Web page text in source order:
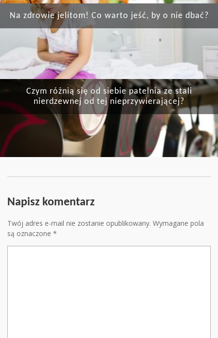
Na zdrowie jelitom! Co warto jeść, by o nie dbać?
Czym różnią się od siebie patelnia ze stali
nierdzewnej od tej nieprzywierającej?
Napisz komentarz
Twój adres e-mail nie zostanie opublikowany. Wymagane pola
są oznaczone *